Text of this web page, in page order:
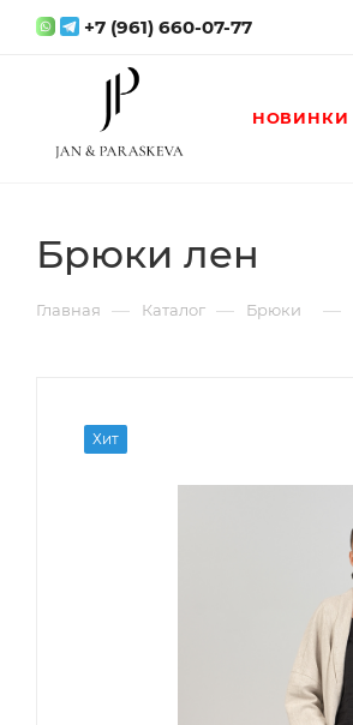
+7 (961) 660-07-77
НОВИНКИ
Брюки лен
Главная — Каталог — Брюки —
Хит